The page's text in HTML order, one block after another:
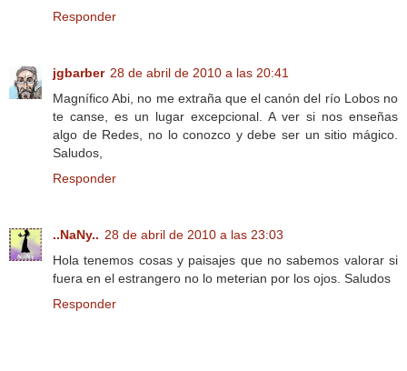
Responder
jgbarber 28 de abril de 2010 a las 20:41
Magnífico Abi, no me extraña que el canón del río Lobos no
te canse, es un lugar excepcional. A ver si nos enseñas
algo de Redes, no lo conozco y debe ser un sitio mágico.
Saludos,
Responder
..NaNy.. 28 de abril de 2010 a las 23:03
Hola tenemos cosas y paisajes que no sabemos valorar si
fuera en el estrangero no lo meterian por los ojos. Saludos
Responder